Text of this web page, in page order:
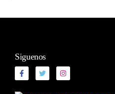
Siguenos